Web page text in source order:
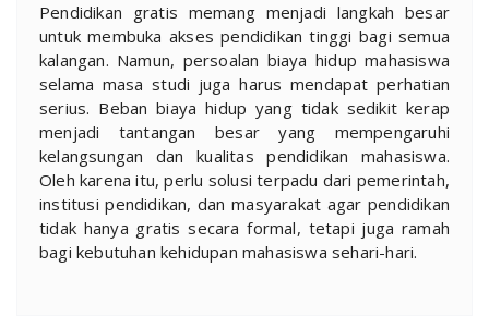
Pendidikan gratis memang menjadi langkah besar
untuk membuka akses pendidikan tinggi bagi semua
kalangan. Namun, persoalan biaya hidup mahasiswa
selama masa studi juga harus mendapat perhatian
serius. Beban biaya hidup yang tidak sedikit kerap
menjadi tantangan besar yang mempengaruhi
kelangsungan dan kualitas pendidikan mahasiswa.
Oleh karena itu, perlu solusi terpadu dari pemerintah,
institusi pendidikan, dan masyarakat agar pendidikan
tidak hanya gratis secara formal, tetapi juga ramah
bagi kebutuhan kehidupan mahasiswa sehari-hari.